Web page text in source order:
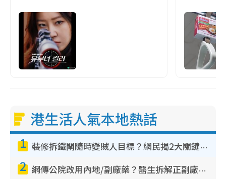
港生活人氣本地熱話
1 裝修拆鐵閘隨時變賊人目標？網民揭2大關鍵用途：裝新式等於白裝？附新舊鐵閘分別
2 網傳公院改用內地/副廠藥？醫生拆解正副廠分別 揭4類人換藥隨時出事